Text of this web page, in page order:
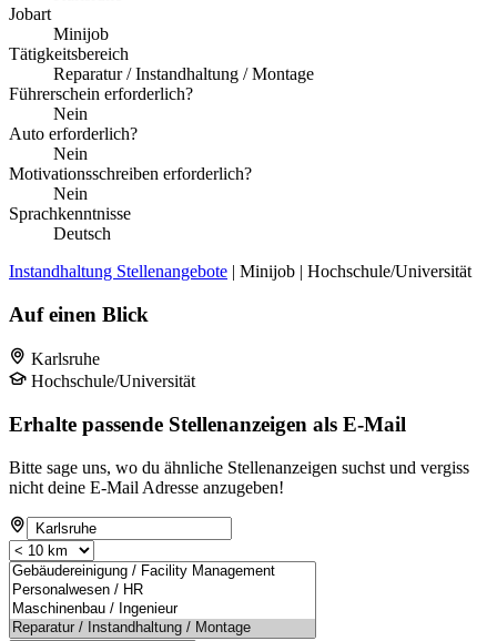
Jobart
Minijob
Tätigkeitsbereich
Reparatur / Instandhaltung / Montage
Führerschein erforderlich?
Nein
Auto erforderlich?
Nein
Motivationsschreiben erforderlich?
Nein
Sprachkenntnisse
Deutsch
Instandhaltung Stellenangebote | Minijob | Hochschule/Universität
Auf einen Blick
Karlsruhe
Hochschule/Universität
Erhalte passende Stellenanzeigen als E-Mail
Bitte sage uns, wo du ähnliche Stellenanzeigen suchst und vergiss
nicht deine E-Mail Adresse anzugeben!